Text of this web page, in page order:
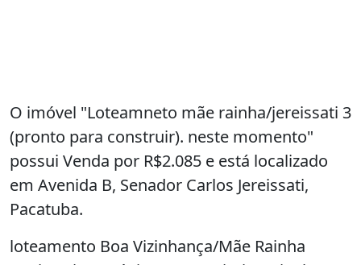
O imóvel "Loteamneto mãe rainha/jereissati 3
(pronto para construir). neste momento"
possui Venda por R$2.085 e está localizado
em Avenida B, Senador Carlos Jereissati,
Pacatuba.
loteamento Boa Vizinhança/Mãe Rainha